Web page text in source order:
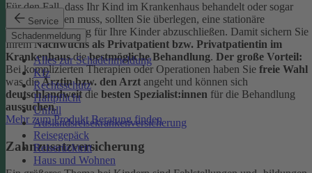
Service
Schadenmeldung
Alles zur Schadenmeldung
Kfz
Rechtsschutz
Haftpflicht
Unfall
Auslandsreisekrankenversicherung
Reisegepäck
Reiserücktritt
Haus und Wohnen
Für den Fall, dass Ihr Kind im Krankenhaus behandelt oder sogar
operiert werden muss, sollten Sie überlegen, eine stationäre
Zusatzversicherung für Ihre Kinder abzuschließen. Damit sichern Sie
IhremNachwuchs als Privatpatient bzw. Privatpatientin im
Krankenhausdiebestmögliche Behandlung. Der große Vorteil:
Bei komplizierten Therapien oder Operationen haben Sie freie Wahl
was dieÄrztin bzw. den Arzt angeht und können sich
deutschlandweitdie besten Spezialist:innen für die Behandlung
aussuchen.
Mehr zum Produkt Beratung finden
Zahnzusatzversicherung